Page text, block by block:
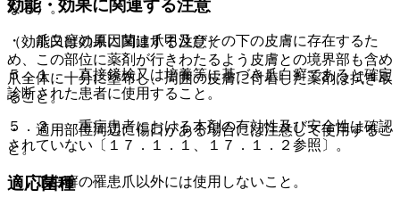
なる）。
・ 爪白癬の原因菌は爪甲及びその下の皮膚に存在するた
め、この部位に薬剤が行きわたるよう皮膚との境界部も含め
爪全体に十分に塗布し、周囲の皮膚に付着した薬剤は拭き取
ること。
・ 適用部位周辺に傷口がある場合には注意して使用するこ
と。
・ 爪白癬の罹患爪以外には使用しないこと。
効能・効果に関連する注意
（効能又は効果に関連する注意）
５．１． 直接鏡検又は培養等に基づき爪白癬であると確定
診断された患者に使用すること。
５．２． 重症患者における本剤の有効性及び安全性は確認
されていない〔１７．１．１、１７．１．２参照〕。
適応菌種